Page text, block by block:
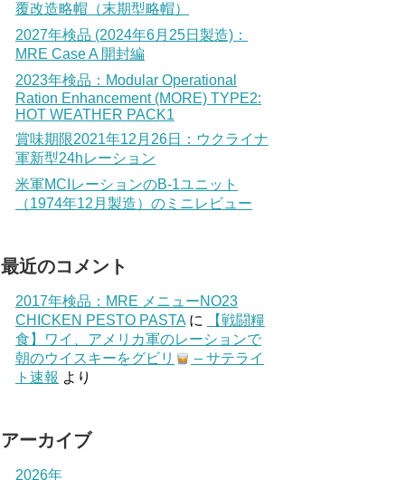
覆改造略帽（末期型略帽）
2027年検品 (2024年6月25日製造)：
MRE Case A 開封編
2023年検品：Modular Operational
Ration Enhancement (MORE) TYPE2:
HOT WEATHER PACK1
賞味期限2021年12月26日：ウクライナ
軍新型24hレーション
米軍MCIレーションのB-1ユニット
（1974年12月製造）のミニレビュー
最近のコメント
2017年検品：MRE メニューNO23
CHICKEN PESTO PASTA に
【戦闘糧
食】ワイ、アメリカ軍のレーションで
朝のウイスキーをグビリ
– サテライ
ト速報 より
アーカイブ
2026年